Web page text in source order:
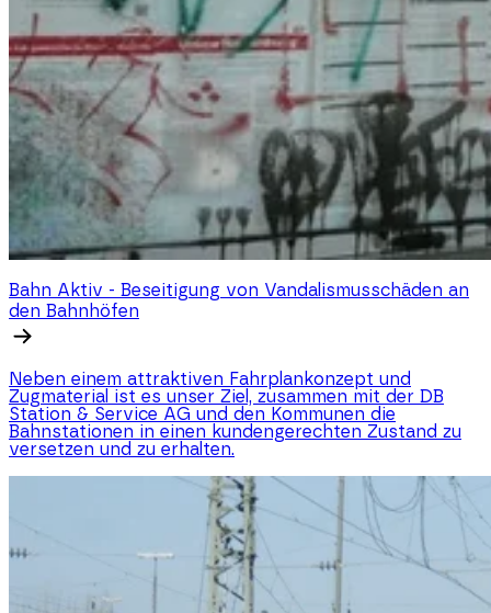
Bahn Aktiv - Beseitigung von Vandalismusschäden an
den Bahnhöfen
Neben einem attraktiven Fahrplankonzept und
Zugmaterial ist es unser Ziel, zusammen mit der DB
Station & Service AG und den Kommunen die
Bahnstationen in einen kundengerechten Zustand zu
versetzen und zu erhalten.